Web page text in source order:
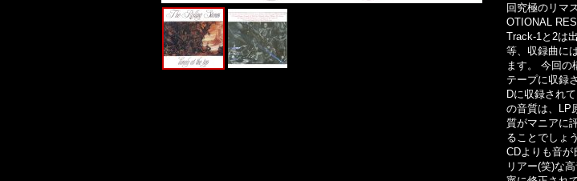
回究極のリマ
OTIONAL
Track-1と2は
等、収録曲に
ます。 今回の
テープに収録
Dに収録され
の音質は、LP
質がマニアに
ることでしょ
CDよりも音が
リアー(笑)な